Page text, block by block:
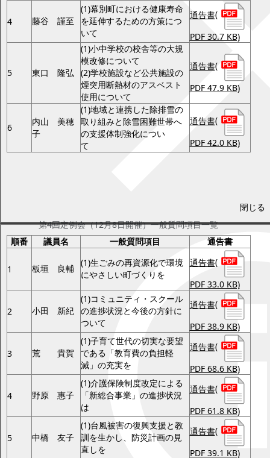
閉じる
4 藤谷 謹至
(1)幕別町における健康寿命
を延伸するための方策につ
いて
通告書(
PDF 30.7 KB)
5 東口 隆弘
(1)小中学校の校舎等の大規
模改修について
(2)学校施設など公共施設の
煙突用断熱材のアスベスト
使用について
通告書(
PDF 47.9 KB)
6
内山 美穂
子
(1)地域と連携した除排雪の
取り組みと除雪困難世帯へ
の支援体制強化につい
て
通告書(
PDF 42.0 KB)
第4回定例会（12月8日開催）一般質問項目一覧
順番
議員名 一般質問項目 通告書
1 板垣 良輔
(1)生ごみの再資源化で環境
にやさしい町づくりを
通告書(
PDF 33.0 KB)
2 小田 新紀
(1)コミュニティ・スクール
の進捗状況と今後の方針に
ついて
通告書(
PDF 38.9 KB)
3 荒 貴賀
(1)子育て世代の切実な要望
である「教育費の負担軽
減」の充実を
通告書(
PDF 68.6 KB)
4 野原 惠子
(1)介護保険制度改定による
「新総合事業」の進捗状況
は
通告書(
PDF 61.8 KB)
5 中橋 友子
(1)台風被害の復興支援と教
訓を生かし、防災計画の見
直しを
通告書(
PDF 39.1 KB)